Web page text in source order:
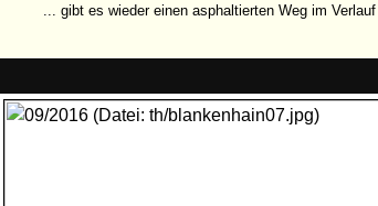
... gibt es wieder einen asphaltierten Weg im Verlauf